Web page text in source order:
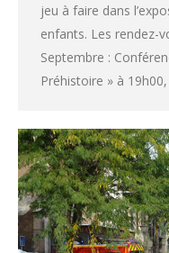
jeu à faire dans
enfants. Les rendez-
Septembre :
Préhistoire » à